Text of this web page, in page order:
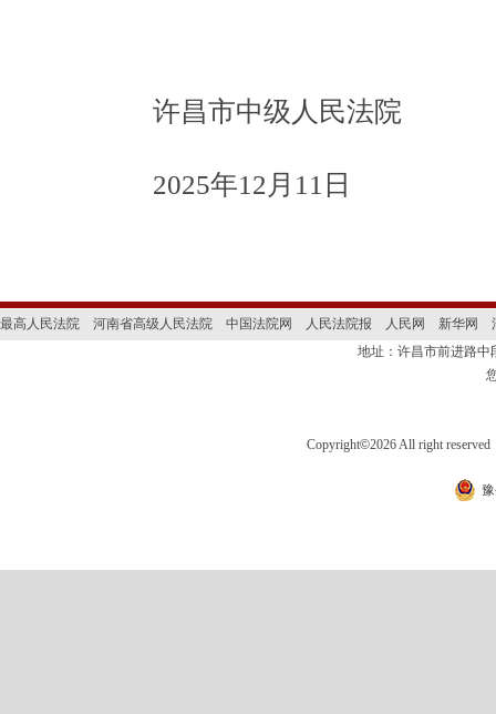
许昌市中级人民法院
2025年12月11日
最高人民法院 河南省高级人民法院 中国法院网 人民法院报 人民网 新华网
地址：许昌市前进路
Copyright©2026 All right